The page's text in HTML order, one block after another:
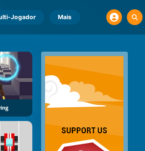
Jogador Mais